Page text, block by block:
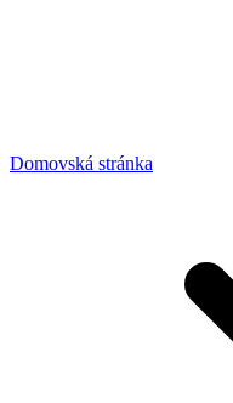
Domovská stránka